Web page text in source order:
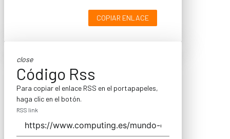
COPIAR ENLACE
close
Código Rss
Para copiar el enlace RSS en el portapapeles,
haga clic en el botón.
RSS link